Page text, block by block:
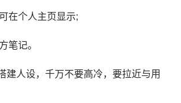
在个人主页显示;
笔记。
建人设，千万不要高冷，要拉近与用